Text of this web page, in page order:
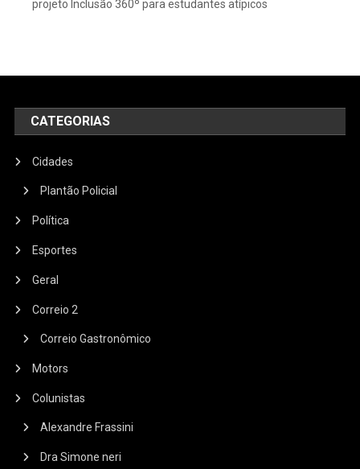
projeto Inclusão 360º para estudantes atípicos
CATEGORIAS
Cidades
Plantão Policial
Política
Esportes
Geral
Correio 2
Correio Gastronômico
Motors
Colunistas
Alexandre Frassini
Dra Simone neri